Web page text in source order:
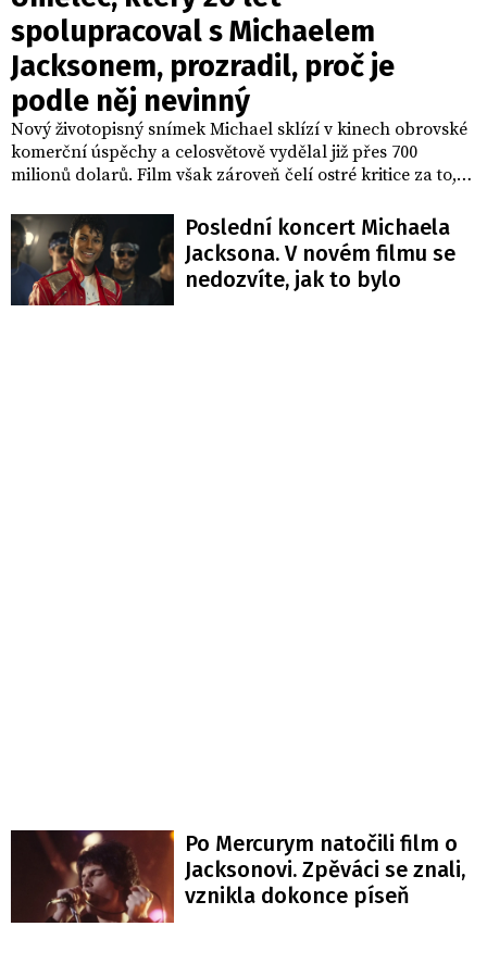
spolupracoval s Michaelem
Jacksonem, prozradil, proč je
podle něj nevinný
Nový životopisný snímek Michael sklízí v kinech obrovské
komerční úspěchy a celosvětově vydělal již přes 700
milionů dolarů. Film však zároveň čelí ostré kritice za to,
včetně opakovaných obvinění ze zneužívání dětí. Proti této
kritice se nyní ostře ohradil Jeffrey Daniel,
jednasedmdesátiletá ikona skupiny Shalamar, který s
králem popu spolupracoval celých dvacet let a naučil ho
jeho slavný taneční krok moonwalk. Podle Daniela je film
Poslední koncert Michaela
Jacksona. V novém filmu se
nedozvíte, jak to bylo
Po Mercurym natočili film o
Jacksonovi. Zpěváci se znali,
vznikla dokonce píseň